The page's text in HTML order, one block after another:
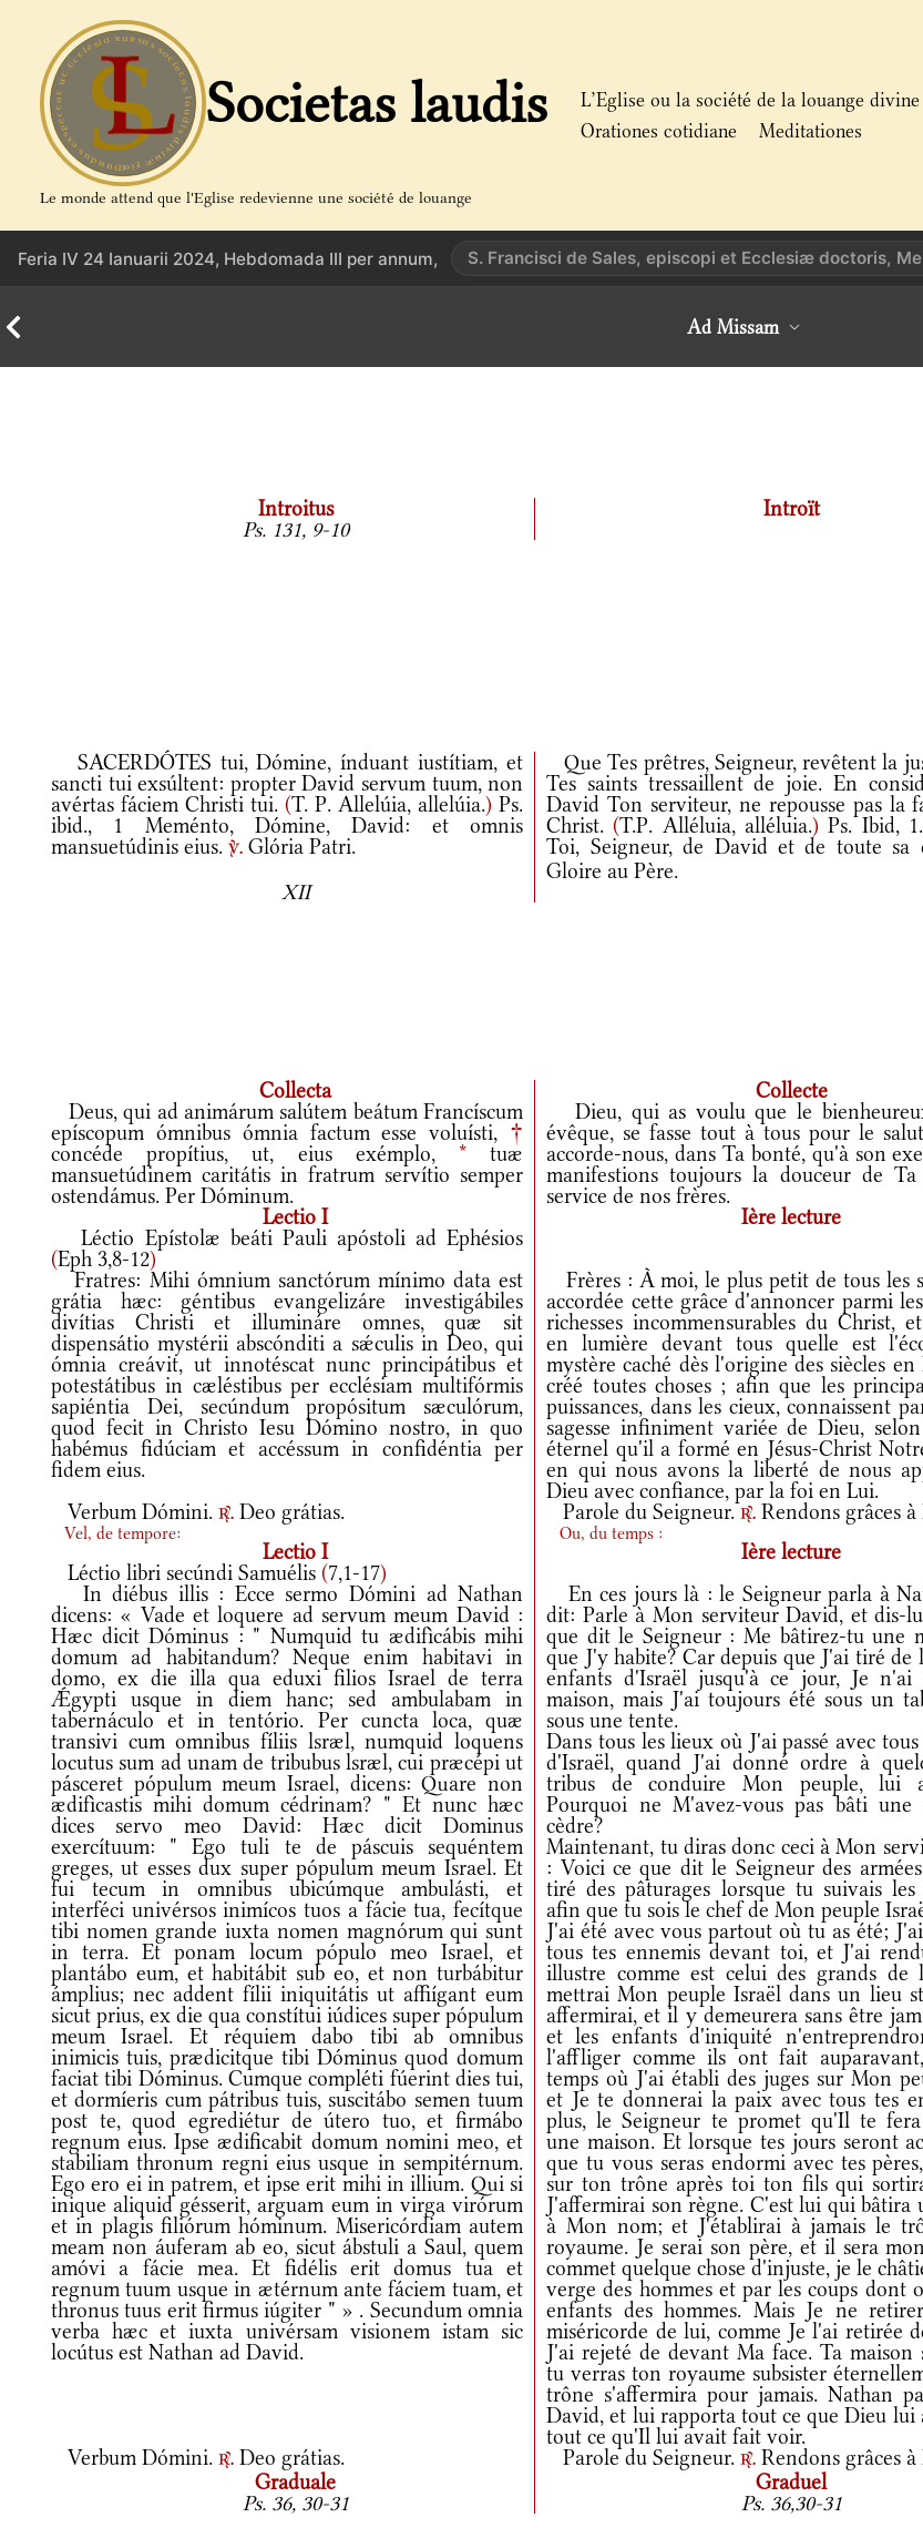
contenu
Societas laudis
Le monde attend que l'Eglise redevienne une société de louange
L’Eglise ou la société de la louange divine
Orationes cotidiane
Meditationes
Feria IV 24 Ianuarii 2024, Hebdomada III per annum, S. Francisci de Sales, episcopi et Ecclesiæ doctoris,
Ad Missam
Introitus
Introït
Ps. 131, 9-10
SACERDÓTES tui, Dómine, índuant iustítiam, et
sancti tui exsúltent: propter David servum tuum, non
avértas fáciem Christi tui.(T. P. Allelúia, allelúia.) Ps.
ibid., 1 Meménto, Dómine, David: et omnis
mansuetúdinis eius. v. Glória Patri.
Que Tes prêtres, Seigneur, revêtent la
Tes saints tressaillent de joie. En
David Ton serviteur, ne repousse pas la
Christ.(T.P. Alléluia, alléluia.) Ps. Ibid,
Toi, Seigneur, de David et de toute sa
Gloire au Père.
XII
Collecta
Collecte
Deus, qui ad animárum salútem beátum Francíscum
epíscopum ómnibus ómnia factum esse voluísti, †
concéde propítius, ut, eius exémplo, *tuæ
mansuetúdinem caritátis in fratrum servítio semper
ostendámus. Per Dóminum.
Dieu, qui as voulu que le
évêque, se fasse tout à tous pour le
accorde-nous, dans Ta bonté, qu'à son
manifestions toujours la douceur de
service de nos frères.
Lectio I
Ière lecture
Léctio Epístolæ beáti Pauli apóstoli ad Ephésios
(Eph 3,8-12)
Fratres: Mihi ómnium sanctórum mínimo data est
grátia hæc: géntibus evangelizáre investigábiles
divítias Christi et illumináre omnes, quæ sit
dispensátio mystérii abscónditi a sǽculis in Deo, qui
ómnia creávit, ut innotéscat nunc principátibus et
potestátibus in cæléstibus per ecclésiam multifórmis
sapiéntia Dei, secúndum propósitum sæculórum,
quod fecit in Christo Iesu Dómino nostro, in quo
habémus fidúciam et accéssum in confidéntia per
fidem eius.
Frères : À moi, le plus petit de tous les
accordée cette grâce d'annoncer parmi
richesses incommensurables du Christ,
en lumière devant tous quelle est
mystère caché dès l'origine des siècles
créé toutes choses ; afin que les
puissances, dans les cieux, connaissent
sagesse infiniment variée de Dieu,
éternel qu'il a formé en Jésus-Christ
en qui nous avons la liberté de nous
Dieu avec confiance, par la foi en Lui.
Verbum Dómini. r. Deo grátias. Parole du Seigneur.r. Rendons grâces à
Vel, de tempore: Ou, du temps :
Lectio I
Ière lecture
Léctio libri secúndi Samuélis (7,1-17)
In diébus illis : Ecce sermo Dómini ad Nathan
dicens: « Vade et loquere ad servum meum David :
Hæc dicit Dóminus : " Numquid tu ædifìcábis mihi
domum ad habitandum? Neque enim habitavi in
domo, ex die illa qua eduxi filios Israel de terra
Ǽgypti usque in diem hanc; sed ambulabam in
tabernáculo et in tentório. Per cuncta loca, quæ
transivi cum omnibus fíliis lsræl, numquid loquens
locutus sum ad unam de tribubus lsræl, cui præcépi ut
pásceret pópulum meum Israel, dicens: Quare non
ædifìcastis mihi domum cédrinam? " Et nunc hæc
dices servo meo David: Hæc dicit Dominus
exercítuum: " Ego tuli te de páscuis sequéntem
greges, ut esses dux super pópulum meum Israel. Et
fui tecum in omnibus ubicúmque ambulásti, et
interféci univérsos inimícos tuos a fácie tua, fecítque
tibi nomen grande iuxta nomen magnórum qui sunt
in terra. Et ponam locum pópulo meo Israel, et
plantábo eum, et habitábit sub eo, et non turbábitur
ámplius; nec addent fílii iniquitátis ut affiígant eum
sicut prius, ex die qua constítui iúdices super pópulum
meum Israel. Et réquiem dabo tibi ab omnibus
inimicis tuis, prædicitque tibi Dóminus quod domum
faciat tibi Dóminus. Cumque compléti fúerint dies tui,
et dormíeris cum pátribus tuis, suscitábo semen tuum
post te, quod egrediétur de útero tuo, et firmábo
regnum eius. Ipse ædificabit domum nomini meo, et
stabiliam thronum regni eius usque in sempitérnum.
Ego ero ei in patrem, et ipse erit mihi in illium. Qui si
inique aliquid gésserit, arguam eum in virga virórum
et in plagis filiórum hóminum. Misericórdiam autem
meam non áuferam ab eo, sicut ábstuli a Saul, quem
amóvi a fácie mea. Et fidélis erit domus tua et
regnum tuum usque in ætérnum ante fáciem tuam, et
thronus tuus erit firmus iúgiter " » . Secundum omnia
verba hæc et iuxta univérsam visionem istam sic
locútus est Nathan ad David.
En ces jours là : le Seigneur parla à
dit: Parle à Mon serviteur David, et dis-
que dit le Seigneur : Me bâtirez-tu une
que J'y habite? Car depuis que J'ai tiré de
enfants d'Israël jusqu'à ce jour, Je n'ai
maison, mais J'ai toujours été sous un
sous une tente.
Dans tous les lieux où J'ai passé avec
d'Israël, quand J'ai donné ordre à
tribus de conduire Mon peuple, lui
Pourquoi ne M'avez-vous pas bâti une
cèdre?
Maintenant, tu diras donc ceci à Mon
: Voici ce que dit le Seigneur des
tiré des pâturages lorsque tu suivais les
afin que tu sois le chef de Mon peuple
J'ai été avec vous partout où tu as été;
tous tes ennemis devant toi, et J'ai
illustre comme est celui des grands de
mettrai Mon peuple Israël dans un lieu
affermirai, et il y demeurera sans être
et les enfants d'iniquité
l'affliger comme ils ont fait
temps où J'ai établi des juges sur Mon
et Je te donnerai la paix avec tous tes
plus, le Seigneur te promet qu'Il te fera
une maison. Et lorsque tes jours seront
que tu vous seras endormi avec tes
sur ton trône après toi ton fils qui
J'affermirai son règne. C'est lui qui bâtira
à Mon nom; et J'établirai à jamais le
royaume. Je serai son père, et il sera
commet quelque chose d'injuste, je le
verge des hommes et par les coups dont
enfants des hommes. Mais Je ne
miséricorde de lui, comme Je l'ai retirée
J'ai rejeté de devant Ma face. Ta maison
tu verras ton royaume subsister
trône s'affermira pour jamais. Nathan
David, et lui rapporta tout ce que Dieu lui
tout ce qu'Il lui avait fait voir.
Verbum Dómini. r. Deo grátias. Parole du Seigneur.r. Rendons grâces à
Graduale
Graduel
Ps. 36, 30-31
Ps. 36,30-31